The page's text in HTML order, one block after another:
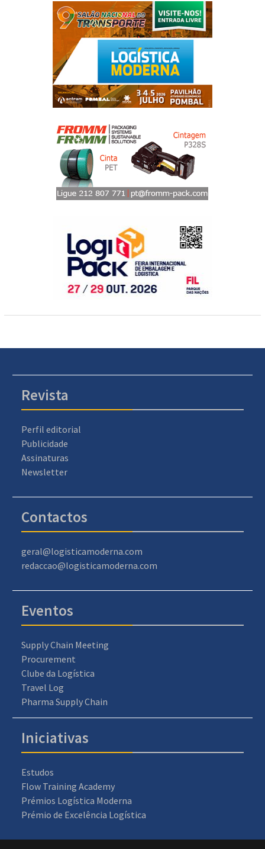
Revista
Perfil editorial
Publicidade
Assinaturas
Newsletter
Contactos
geral@logisticamoderna.com
redaccao@logisticamoderna.com
Eventos
Supply Chain Meeting
Procurement
Clube da Logística
Travel Log
Pharma Supply Chain
Iniciativas
Estudos
Flow Training Academy
Prémios Logística Moderna
Prémio de Excelência Logística